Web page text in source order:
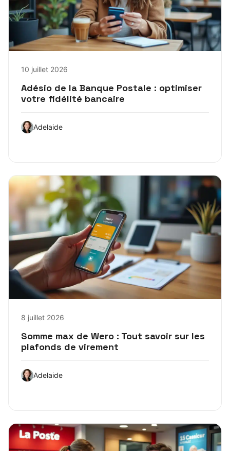
10 juillet 2026
Adésio de la Banque Postale : optimiser
votre fidélité bancaire
Adelaide
8 juillet 2026
Somme max de Wero : Tout savoir sur les
plafonds de virement
Adelaide